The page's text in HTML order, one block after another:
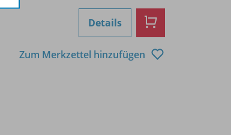
Details
Zum Merkzettel hinzufügen